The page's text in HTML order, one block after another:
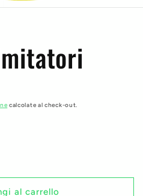
calcolate al check-out.
al carrello